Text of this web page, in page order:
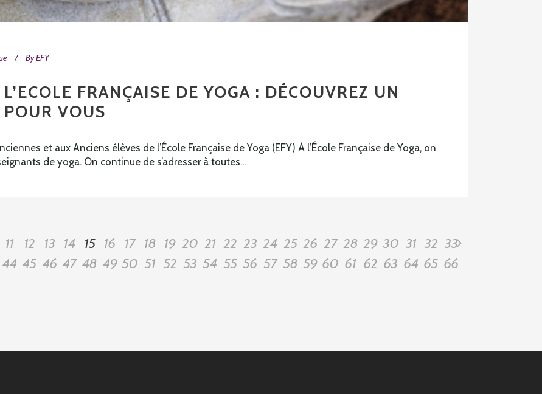
ByEFY
FRANÇAISE DE YOGA : DÉCOUVREZ UN
VOUS
et aux Anciens élèves de l’École Française de Yoga (EFY) À l’École Française de Yoga, on
de yoga. On continue de s’adresser à toutes...
11 12 13 14 15 16 17 18 19 20 21 22 23 24 25 26 27 28 29 30 31 32 33
44 45 46 47 48 49 50 51 52 53 54 55 56 57 58 59 60 61 62 63 64 65 66